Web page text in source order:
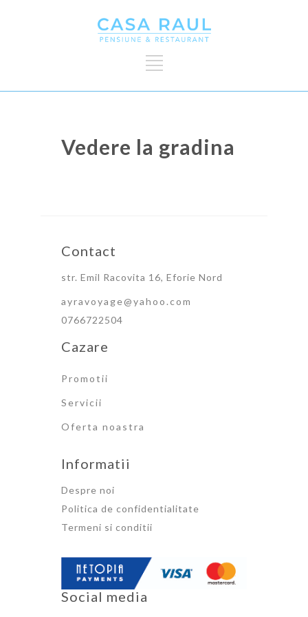
Vedere la gradina
Contact
str. Emil Racovita 16, Eforie Nord
ayravoyage@yahoo.com
0766722504
Cazare
Promotii
Servicii
Oferta noastra
Informatii
Despre noi
Politica de confidentialitate
Termeni si conditii
Social media